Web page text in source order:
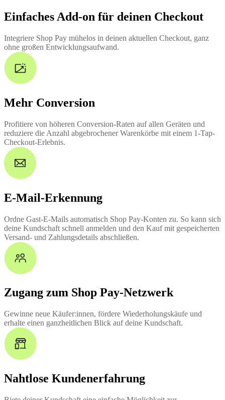
Einfaches Add-on für deinen Checkout
Integriere Shop Pay mühelos in deinen aktuellen Checkout, ganz
ohne großen Entwicklungsaufwand.
Mehr Conversion
Profitiere von höheren Conversion-Raten auf allen Geräten und
reduziere die Anzahl abgebrochener Warenkörbe mit einem 1-Tap-
Checkout-Erlebnis.
E-Mail-Erkennung
Ordne Gast-E-Mails automatisch Shop Pay-Konten zu. So kann sich
deine Kundschaft schnell anmelden und den Kauf mit gespeicherten
Versand- und Zahlungsdetails abschließen.
Zugang zum Shop Pay-Netzwerk
Gewinne neue Käufer:innen, fördere Wiederholungskäufe und
erhalte einen ganzheitlichen Blick auf deine Kundschaft.
Nahtlose Kundenerfahrung